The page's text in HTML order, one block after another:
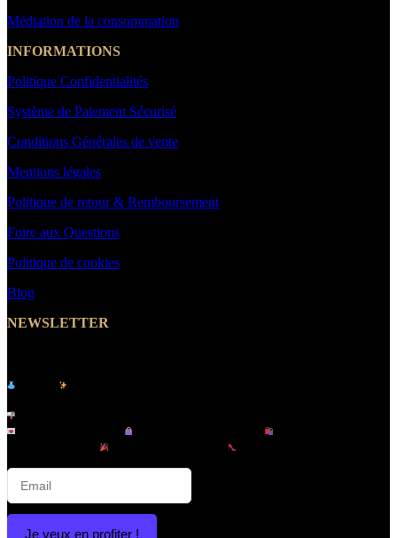
Médiation de la consommation
INFORMATIONS
Politique Confidentialités
Système de Paiement Sécurisé
Conditions Générales de vente
Mentions légales
Politique de retour & Remboursement
Foire aux Questions
Politique de cookies
Blog
NEWSLETTER
Le site
Inscrivez-vous à notre newsletter et recevez :
Offres exclusives |
Nouveautés tendance | Lancements en
Promotions privées |
Je veux en profiter !